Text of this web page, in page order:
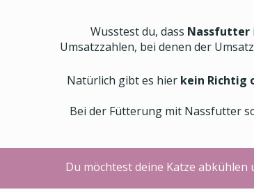
Wusstest du, dass Nassfutter
Umsatzzahlen, bei denen der
Natürlich gibt es hier kein Richtig
Bei der Fütterung mit Nassfutter
Du möchtest deine Katze